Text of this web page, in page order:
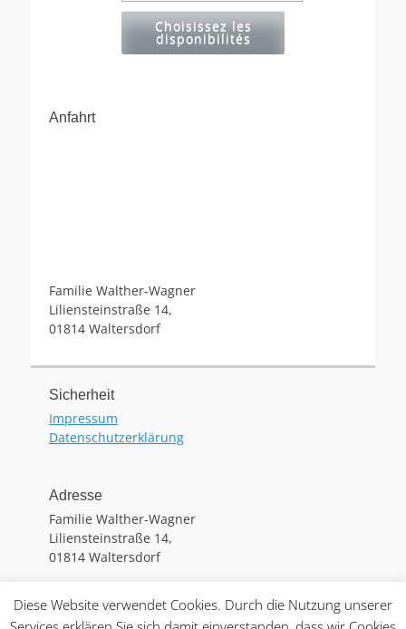
Choisissez les
disponibilités
Anfahrt
Familie Walther-Wagner
Liliensteinstraße 14,
01814 Waltersdorf
Sicherheit
Impressum
Datenschutzerklärung
Adresse
Familie Walther-Wagner
Liliensteinstraße 14,
01814 Waltersdorf
. Alle Rechte
Diese Website verwendet Cookies. Durch die Nutzung unserer